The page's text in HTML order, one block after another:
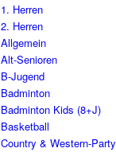
1. Herren
2. Herren
Allgemein
Alt-Senioren
B-Jugend
Badminton
Badminton Kids (8+J)
Basketball
Country & Western-Party